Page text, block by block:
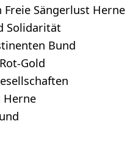
Sängerlust Herne
Solidarität
Bund
Gold
Herne